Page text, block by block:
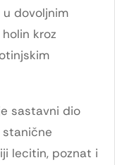
u dovoljnim
kroz
sastavni dio
lecitin, poznat i